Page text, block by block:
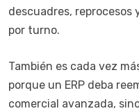
descuadres, reprocesos
por turno.
También es cada vez
porque un ERP deba
comercial avanzada,